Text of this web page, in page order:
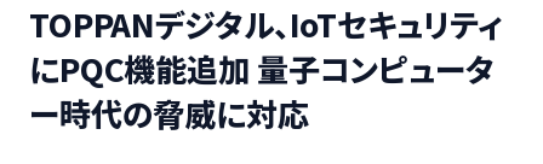
TOPPANデジタル、IoTセキュリティ
にPQC機能追加 量子コンピュータ
ー時代の脅威に対応